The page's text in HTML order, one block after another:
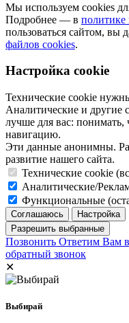
Мы используем cookies
Подробнее — в политике
пользоваться сайтом, вы
файлов cookies.
Настройка cookie
Технические cookie
Аналитические и другие
лучше для вас: понимать,
навигацию.
Эти данные анонимны.
развитие нашего сайта.
Технические cookie
Аналитические/
Функциональные
Позвонить Ответим Вам
обратный звонок
✕
Выбирай